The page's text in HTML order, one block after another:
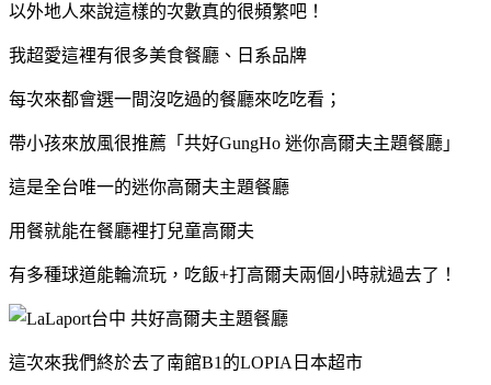
以外地人來說這樣的次數真的很頻繁吧！
我超愛這裡有很多美食餐廳、日系品牌
每次來都會選一間沒吃過的餐廳來吃吃看；
帶小孩來放風很推薦「共好GungHo 迷你高爾夫主題餐廳」
這是全台唯一的迷你高爾夫主題餐廳
用餐就能在餐廳裡打兒童高爾夫
有多種球道能輪流玩，吃飯+打高爾夫兩個小時就過去了！
這次來我們終於去了南館B1的LOPIA日本超市